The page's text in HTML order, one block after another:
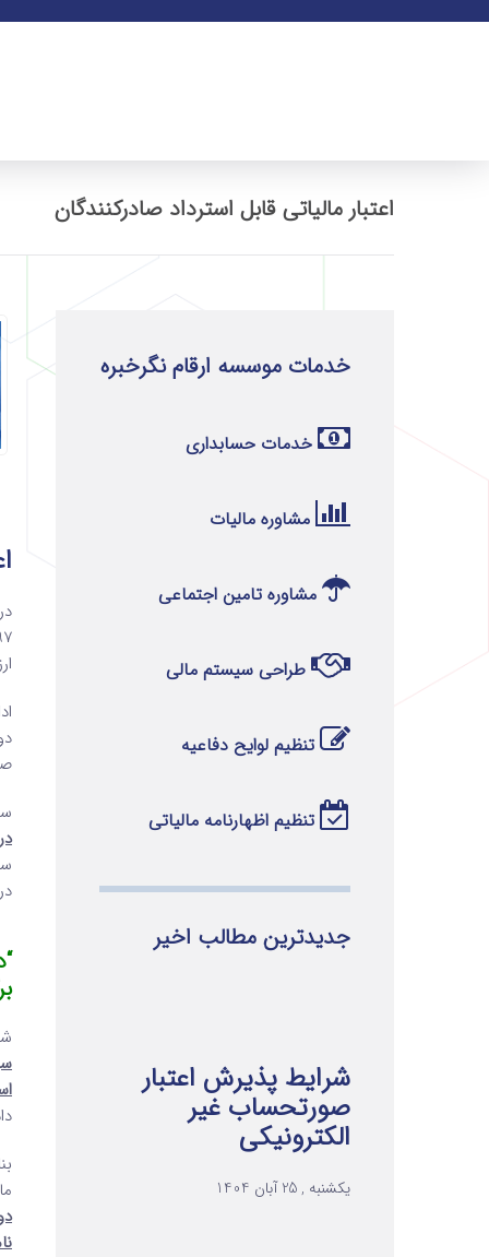
اعتبار مالیاتی قابل استرداد صادرکنندگان
دوم بند (7)
نامه شماره
خدمات موسسه ارقام نگرخبره
خدمات حسابداری
مشاوره مالیات
مشاوره تامین اجتماعی
طراحی سیستم مالی
تنظیم لوایح دفاعیه
تنظیم اظهارنامه مالیاتی
جدیدترین مطالب اخیر
شرایط پذیرش اعتبار
صورتحساب غیر
الکترونیکی
یکشنبه , 25 آبان 1404